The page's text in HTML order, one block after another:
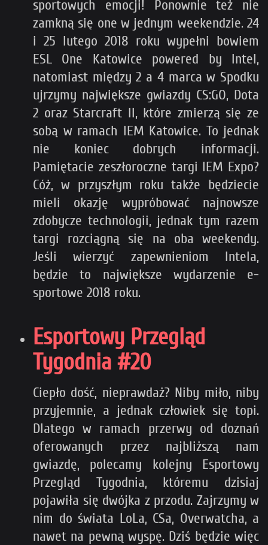
sportowych emocji! Ponownie też nie
zamkną się one w jednym weekendzie. 24
i 25 lutego 2018 roku wypełni bowiem
ESL One Katowice powered by Intel,
natomiast między 2 a 4 marca w Spodku
ujrzymy największe gwiazdy CS:GO, Dota
2 oraz Starcraft II, które zmierzą się ze
sobą w ramach IEM Katowice. To jednak
nie koniec dobrych informacji.
Pamiętacie zeszłoroczne targi IEM Expo?
Cóż, w przyszłym roku także będziecie
mieli okazję wypróbować najnowsze
zdobycze technologii, jednak tym razem
targi rozciągną się na oba weekendy.
Jeśli wierzyć zapewnieniom Intela,
będzie to największe wydarzenie e-
sportowe 2018 roku.
Esportowy Przegląd
Tygodnia #20
Ciepło dość, nieprawdaż? Niby miło, niby
przyjemnie, a jednak człowiek się topi.
Dlatego w ramach przerwy od doznań
oferowanych przez najbliższą nam
gwiazdę, polecamy kolejny Esportowy
Przegląd Tygodnia, któremu dzisiaj
pojawiła się dwójka z przodu. Zajrzymy w
nim do świata LoLa, CSa, Overwatcha, a
nawet na pewną wyspę. Dziś będzie więc